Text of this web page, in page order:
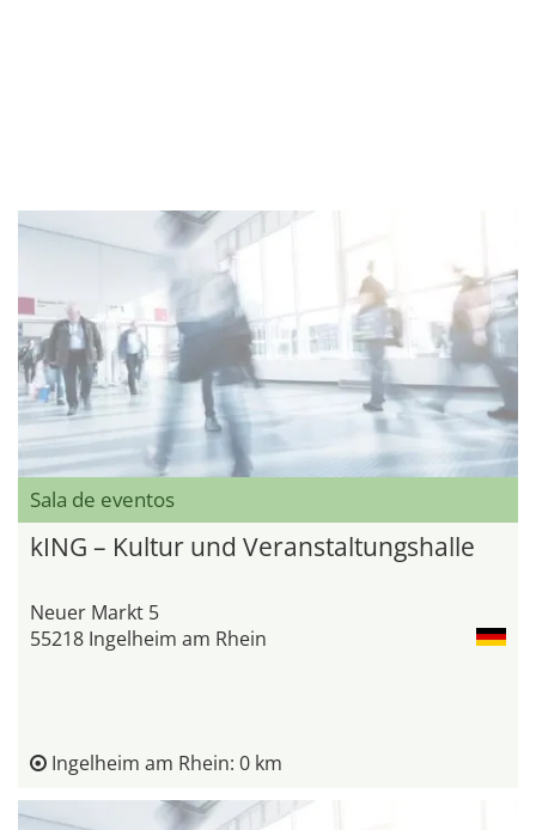
Sala de eventos
kING – Kultur und Veranstaltungshalle
Neuer Markt 5
55218 Ingelheim am Rhein
Ingelheim am Rhein: 0 km